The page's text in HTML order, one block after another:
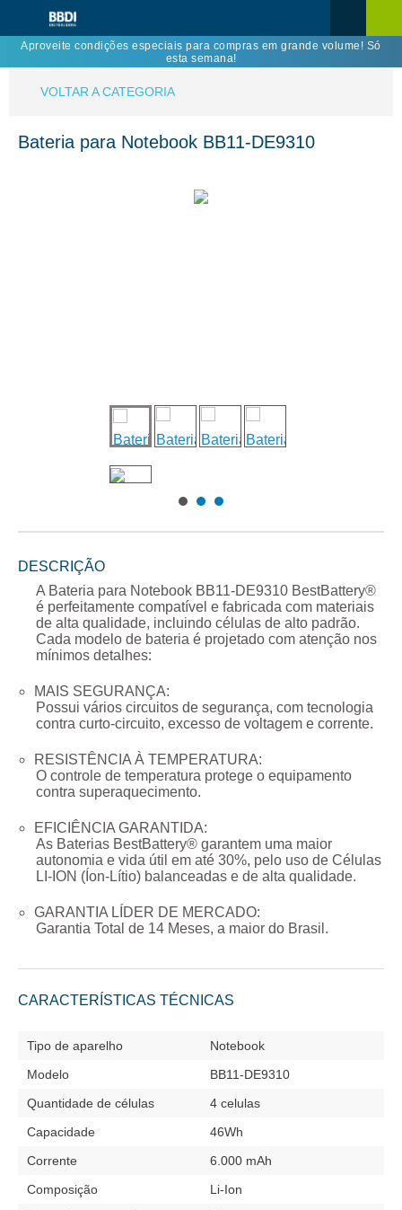
Aproveite condições especiais para compras em grande volume! Só
esta semana!
VOLTAR A CATEGORIA
Bateria para Notebook BB11-DE9310
DESCRIÇÃO
A Bateria para Notebook BB11-DE9310 BestBattery®
é perfeitamente compatível e fabricada com materiais
de alta qualidade, incluindo células de alto padrão.
Cada modelo de bateria é projetado com atenção nos
mínimos detalhes:
MAIS SEGURANÇA:
Possui vários circuitos de segurança, com tecnologia
contra curto-circuito, excesso de voltagem e corrente.
RESISTÊNCIA À TEMPERATURA:
O controle de temperatura protege o equipamento
contra superaquecimento.
EFICIÊNCIA GARANTIDA:
As Baterias BestBattery® garantem uma maior
autonomia e vida útil em até 30%, pelo uso de Células
LI-ION (Íon-Lítio) balanceadas e de alta qualidade.
GARANTIA LÍDER DE MERCADO:
Garantia Total de 14 Meses, a maior do Brasil.
CARACTERÍSTICAS TÉCNICAS
Tipo de aparelho
Notebook
Modelo
BB11-DE9310
Quantidade de células
4 celulas
Capacidade
46Wh
Corrente
6.000 mAh
Composição
Li-Ion